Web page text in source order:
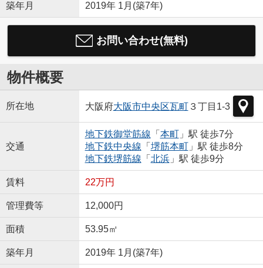
築年月 2019年 1月(築7年)
お問い合わせ(無料)
物件概要
所在地 大阪府大阪市中央区瓦町３丁目1-3
交通
地下鉄御堂筋線 「 本町」駅 徒歩7分
地下鉄中央線 「 堺筋本町」駅 徒歩8分
地下鉄堺筋線 「 北浜」駅 徒歩9分
賃料 22万円
管理費等 12,000円
面積 53.95㎡
築年月 2019年 1月(築7年)